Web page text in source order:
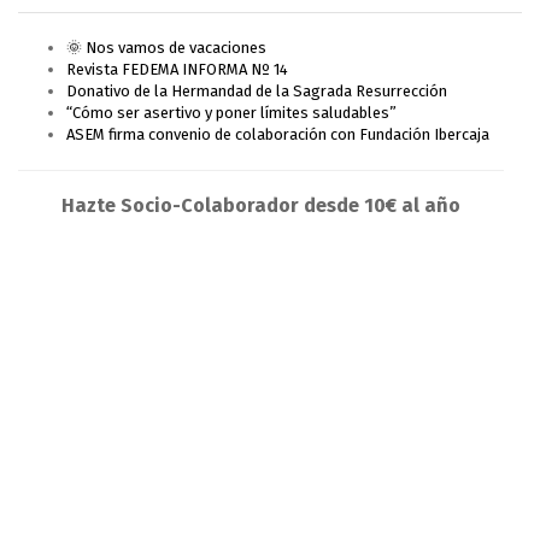
🌞 Nos vamos de vacaciones
Revista FEDEMA INFORMA Nº 14
Donativo de la Hermandad de la Sagrada Resurrección
“Cómo ser asertivo y poner límites saludables”
ASEM firma convenio de colaboración con Fundación Ibercaja
Hazte Socio-Colaborador desde 10€ al año